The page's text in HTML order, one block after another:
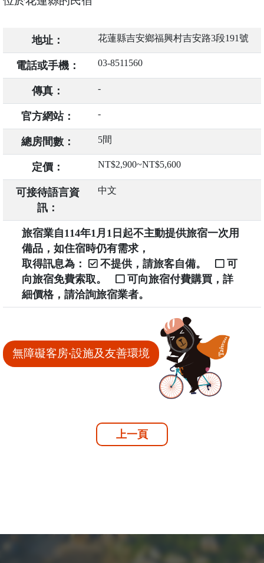
地址： 花蓮縣吉安鄉福興村吉安路3段191號
電話或手機： 03-8511560
傳真： -
官方網站： -
總房間數： 5間
定價： NT$2,900~NT$5,600
可接待語言資
訊：
中文
旅宿業自114年1月1日起不主動提供旅宿一次用
備品，如住宿時仍有需求，
取得訊息為：
不提供，請旅客自備。
可
向旅宿免費索取。
可向旅宿付費購買，詳
細價格，請洽詢旅宿業者。
無障礙客房‧設施及友善環境
上一頁